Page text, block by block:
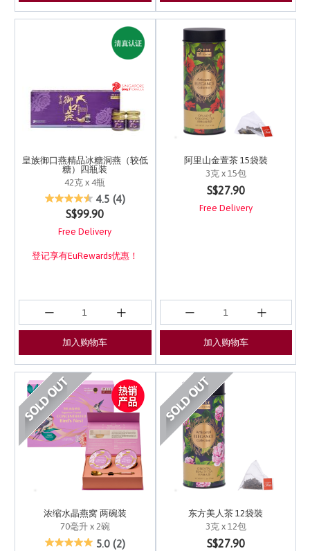
皇族御口燕精品冰糖洞燕（较低
糖）四瓶装
42克 x 4瓶
4 out of 5 Customer Rating
4.5 (4)
S$99.90
Free Delivery
登记享有EuRewards优惠！
加入购物车
阿里山金萱茶 15袋裝
3克 x 15包
5 out of 5 Customer
S$27.90
Free Delivery
加入购物车
浓缩水晶燕窝 两碗装
70毫升 x 2碗
5 out of 5 Customer Rating
5.0 (2)
东方美人茶 12袋裝
3克 x 12包
4.5 out of 5 Customer
S$27.90